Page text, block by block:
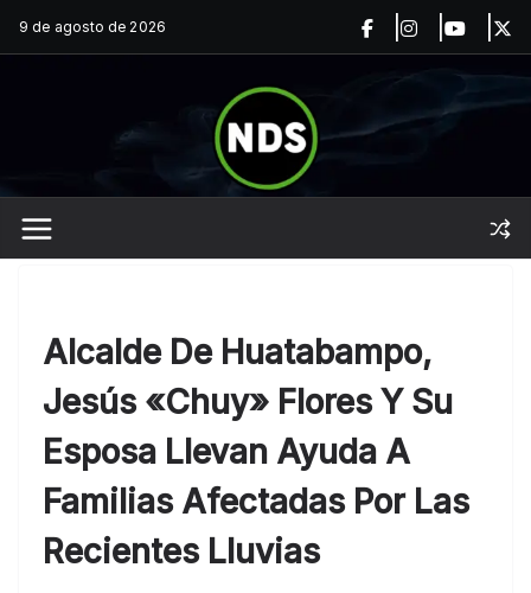
Saltar
al
9 de agosto de 2026
Alcalde De Huatabampo,
Jesús «Chuy» Flores Y Su
Esposa Llevan Ayuda A
Familias Afectadas Por Las
Recientes Lluvias